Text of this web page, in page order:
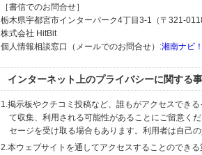
［書信でのお問合せ］
栃木県宇都宮市インターパーク4丁目3-1（〒321-
株式会社 HitBit
個人情報相談窓口（メールでのお問合せ）:湘南ナビ
インターネット上のプライバシーに関する
1.掲示板やクチコミ投稿など、誰もがアクセスでき
て収集、利用される可能性があることにご留意く
セージを受け取る場合もあります。利用者は自己
2.本ウェブサイトを通してアクセスすることのでき